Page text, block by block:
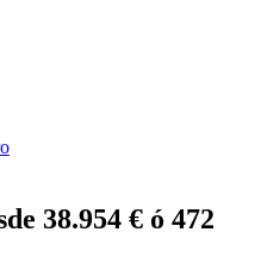
38.954 € ó 472